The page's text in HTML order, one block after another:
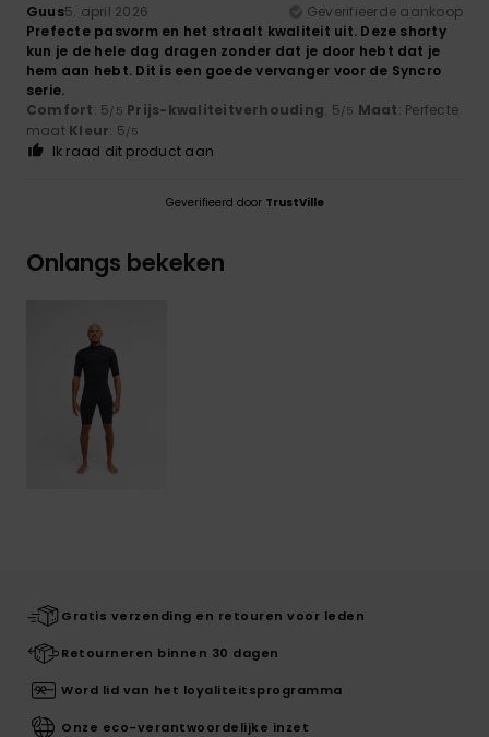
Guus5. april 2026
Geverifieerde aankoop
Prefecte pasvorm en het straalt kwaliteit uit. Deze shorty
kun je de hele dag dragen zonder dat je door hebt dat je
hem aan hebt. Dit is een goede vervanger voor de Syncro
serie.
Comfort: 5/5 Prijs-kwaliteitverhouding: 5/5 Maat: Perfecte
maat Kleur: 5/5
Ik raad dit product aan
Geverifieerd door TrustVille
Onlangs bekeken
Gratis verzending en retouren voor leden
Retourneren binnen 30 dagen
Word lid van het loyaliteitsprogramma
Onze eco-verantwoordelijke inzet